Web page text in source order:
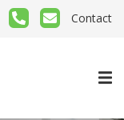
Contact